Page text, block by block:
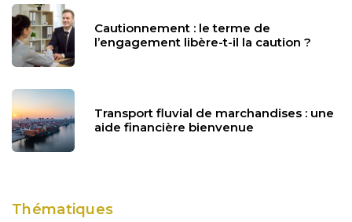
Cautionnement : le terme de
l’engagement libère-t-il la caution ?
Transport fluvial de marchandises : une
aide financière bienvenue
Thématiques